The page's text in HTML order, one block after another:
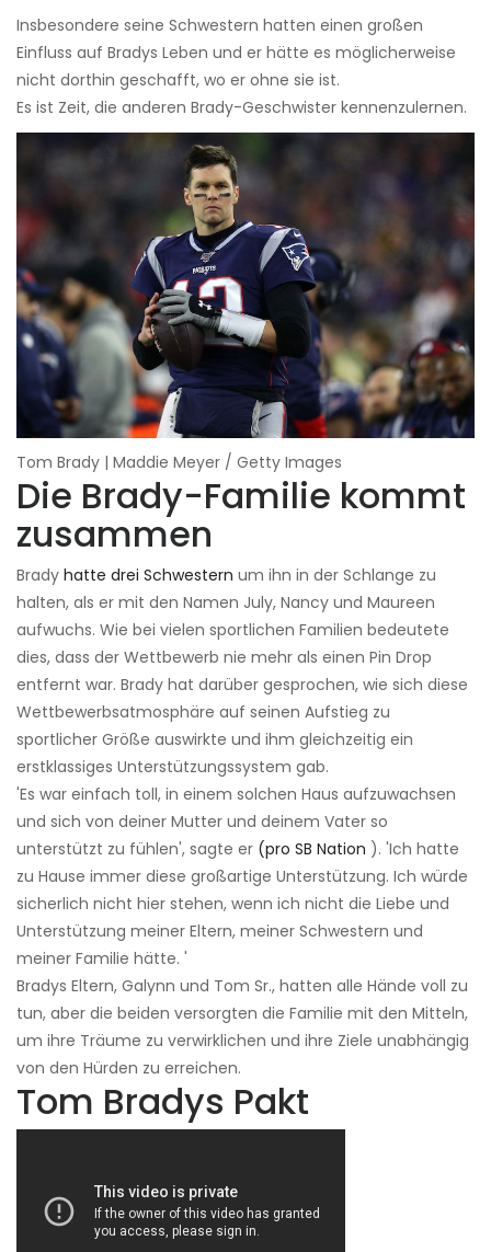
Insbesondere seine Schwestern hatten einen großen
Einfluss auf Bradys Leben und er hätte es möglicherweise
nicht dorthin geschafft, wo er ohne sie ist.
Es ist Zeit, die anderen Brady-Geschwister kennenzulernen.
Tom Brady | Maddie Meyer / Getty Images
Die Brady-Familie kommt
zusammen
Brady hatte drei Schwestern um ihn in der Schlange zu
halten, als er mit den Namen July, Nancy und Maureen
aufwuchs. Wie bei vielen sportlichen Familien bedeutete
dies, dass der Wettbewerb nie mehr als einen Pin Drop
entfernt war. Brady hat darüber gesprochen, wie sich diese
Wettbewerbsatmosphäre auf seinen Aufstieg zu
sportlicher Größe auswirkte und ihm gleichzeitig ein
erstklassiges Unterstützungssystem gab.
'Es war einfach toll, in einem solchen Haus aufzuwachsen
und sich von deiner Mutter und deinem Vater so
unterstützt zu fühlen', sagte er (pro SB Nation ). 'Ich hatte
zu Hause immer diese großartige Unterstützung. Ich würde
sicherlich nicht hier stehen, wenn ich nicht die Liebe und
Unterstützung meiner Eltern, meiner Schwestern und
meiner Familie hätte. '
Bradys Eltern, Galynn und Tom Sr., hatten alle Hände voll zu
tun, aber die beiden versorgten die Familie mit den Mitteln,
um ihre Träume zu verwirklichen und ihre Ziele unabhängig
von den Hürden zu erreichen.
Tom Bradys Pakt